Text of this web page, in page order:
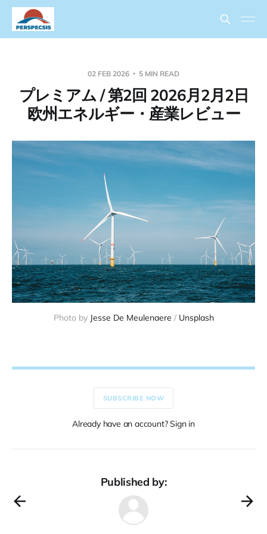
02 FEB 2026 5 MIN READ
プレミアム / 第2回 2026月2月2日
欧州エネルギー・産業レビュー
Photo by Jesse De Meulenaere / Unsplash
SUBSCRIBE NOW
Already have an account? Sign in
Published by: